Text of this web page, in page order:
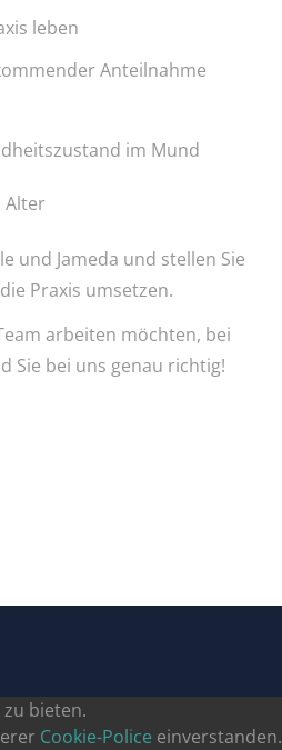
leben
Anteilnahme
im Mund
Alter
und Jameda und stellen Sie
Praxis umsetzen.
arbeiten möchten, bei
Sie bei uns genau richtig!
bieten.
Cookie-Police einverstanden.